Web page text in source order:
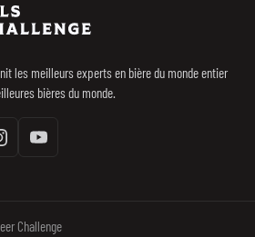
les meilleurs experts en bière du monde entier
bières du monde.
Youtube
Challenge